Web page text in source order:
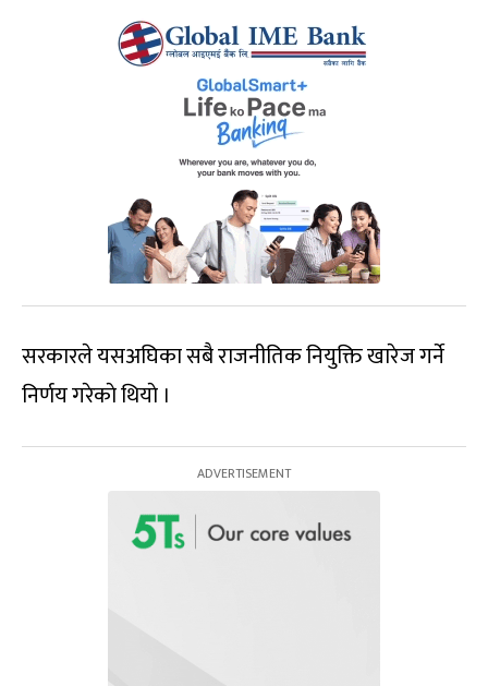
सरकारले यसअघिका सबै राजनीतिक नियुक्ति खारेज गर्ने
निर्णय गरेकाे थियाे ।